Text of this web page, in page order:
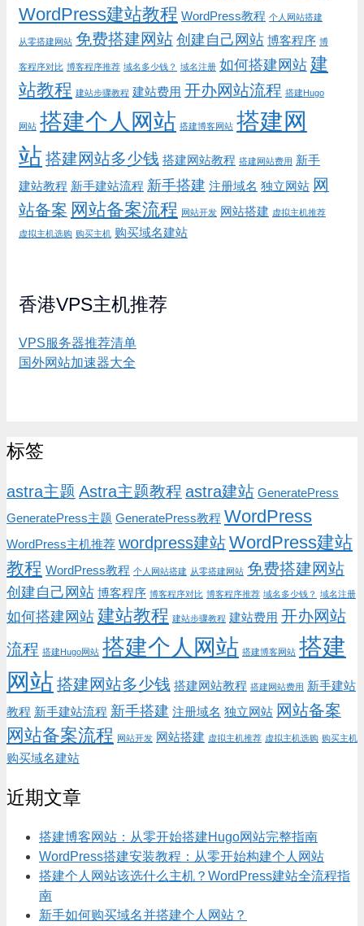
WordPress建站教程 WordPress教程 个人网站搭建
从零搭建网站 免费搭建网站 创建自己网站 博客程序 博
客程序对比 博客程序推荐 域名多少钱？ 域名注册 如何搭建网站 建
站教程 建站步骤教程 建站费用 开办网站流程 搭建Hugo
网站 搭建个人网站 搭建博客网站 搭建网
站 搭建网站多少钱 搭建网站教程 搭建网站费用 新手
建站教程 新手建站流程 新手搭建 注册域名 独立网站 网
站备案 网站备案流程 网站开发 网站搭建 虚拟主机推荐
虚拟主机选购 购买主机 购买域名建站
香港VPS主机推荐
VPS服务器推荐清单
国外网站加速器大全
标签
astra主题 Astra主题教程 astra建站 GeneratePress
GeneratePress主题 GeneratePress教程 WordPress
WordPress主机推荐 wordpress建站WordPress建站
教程 WordPress教程 个人网站搭建 从零搭建网站 免费搭建网站
创建自己网站 博客程序 博客程序对比 博客程序推荐 域名多少钱？ 域名注册
如何搭建网站 建站教程 建站步骤教程 建站费用 开办网站
流程 搭建Hugo网站 搭建个人网站 搭建博客网站 搭建
网站 搭建网站多少钱 搭建网站教程 搭建网站费用 新手建站
教程 新手建站流程 新手搭建 注册域名 独立网站 网站备案
网站备案流程 网站开发 网站搭建 虚拟主机推荐 虚拟主机选购 购买主机
购买域名建站
近期文章
搭建博客网站：从零开始搭建Hugo网站完整指南
WordPress搭建安装教程：从零开始构建个人网站
搭建个人网站该选什么主机？WordPress建站全流程指
南
新手如何购买域名并搭建个人网站？